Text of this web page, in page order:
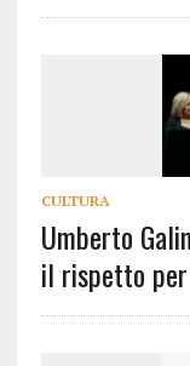
CULTURA
Umberto
il rispetto per